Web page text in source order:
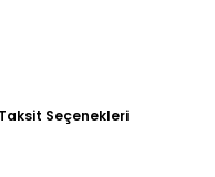
Seçenekleri